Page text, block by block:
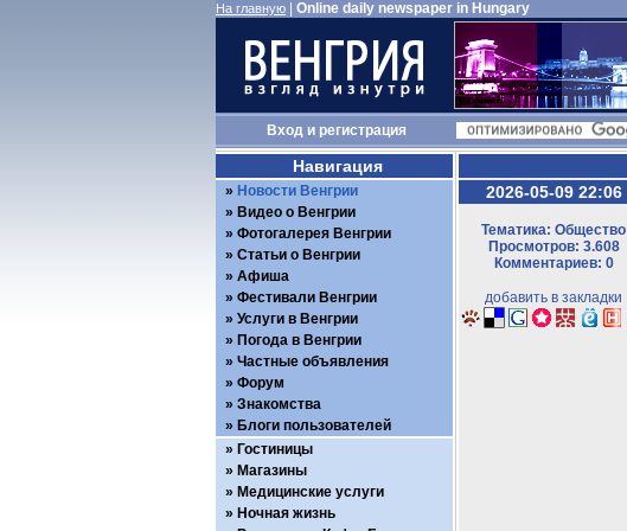
На главную Online daily newspaper in Hungary
Входи регистрация
2026-05-09 22:06
Тематика: Общество
Просмотров: 3.608
Комментариев: 0
добавить в закладки
Навигация
Новости Венгрии
Видео о Венгрии
Фотогалерея Венгрии
Статьи о Венгрии
Афиша
Фестивали Венгрии
Услуги в Венгрии
Погода в Венгрии
Частные объявления
Форум
Знакомства
Блоги пользователей
Гостиницы
Магазины
Медицинские услуги
Ночная жизнь